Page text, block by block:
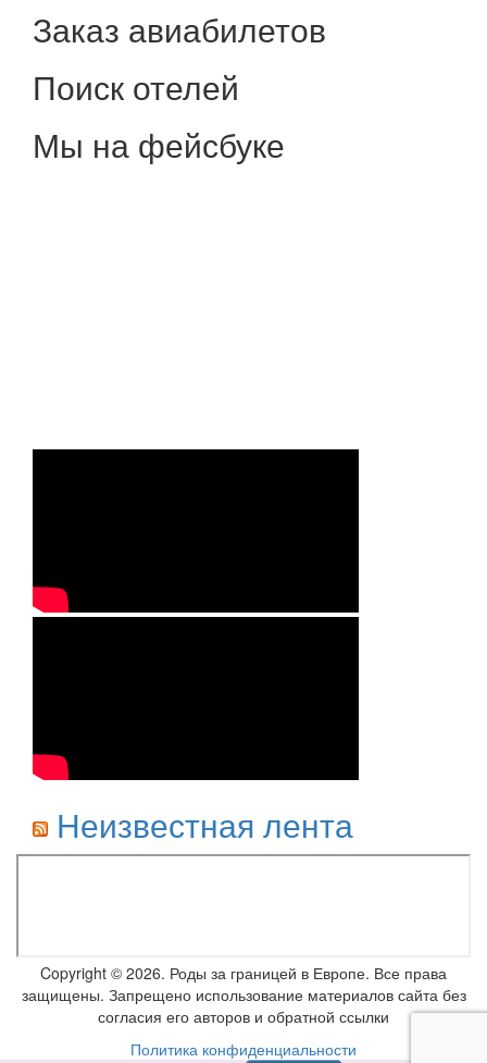
Заказ авиабилетов
Поиск отелей
Мы на фейсбуке
Неизвестная лента
Copyright © 2026. Роды за границей в Европе. Все права
защищены. Запрещено использование материалов сайта без
согласия его авторов и обратной ссылки
Политика конфиденциальности